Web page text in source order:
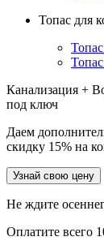
Топас для
Канализация +
под ключ
Даем
скидку 15% на
Узнай свою цену
Не ждите
Оплатите всего